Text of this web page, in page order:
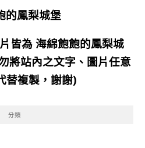
鳳梨城堡
皆為海綿飽飽的鳳梨城
將站內之文字、圖片任意
替複製，謝謝)
分類